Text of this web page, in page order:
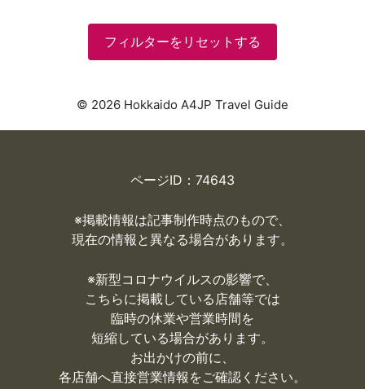
フィルターをリセットする
© 2026 Hokkaido A4JP Travel Guide
ページID：74643
※掲載情報は記事制作時点のもので、
現在の情報と異なる場合があります。
※新型コロナウイルスの影響で、
こちらに掲載している店舗等では
臨時の休業や営業時間を
短縮している場合があります。
お出かけの前に、
各店舗へ直接営業情報をご確認ください。